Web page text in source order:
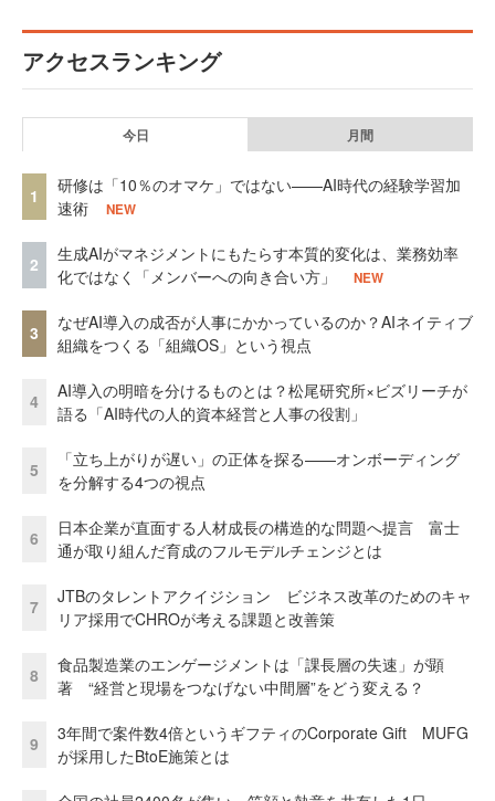
アクセスランキング
今日 月間
1
研修は「10％のオマケ」ではない——AI時代の経験学習加
速術
NEW
2
生成AIがマネジメントにもたらす本質的変化は、業務効率
化ではなく「メンバーへの向き合い方」
NEW
3
なぜAI導入の成否が人事にかかっているのか？AIネイティブ
組織をつくる「組織OS」という視点
4
AI導入の明暗を分けるものとは？松尾研究所×ビズリーチが
語る「AI時代の人的資本経営と人事の役割」
5
「立ち上がりが遅い」の正体を探る——オンボーディング
を分解する4つの視点
6
日本企業が直面する人材成長の構造的な問題へ提言 富士
通が取り組んだ育成のフルモデルチェンジとは
7
JTBのタレントアクイジション ビジネス改革のためのキャ
リア採用でCHROが考える課題と改善策
8
食品製造業のエンゲージメントは「課長層の失速」が顕
著 “経営と現場をつなげない中間層”をどう変える？
9
3年間で案件数4倍というギフティのCorporate Gift MUFG
が採用したBtoE施策とは